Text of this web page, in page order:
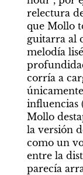
relectura
que Mollo
guitarra al
melodía
corría a
influencias
Mollo
la versión
como un
entre la
parecía